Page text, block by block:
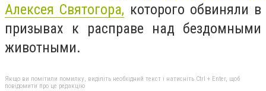
Алексея Святогора, которого обвиняли в
призывах к расправе над бездомными
животными.
Якщо ви помітили помилку, виділіть необхідний текст і натисніть Ctrl + Enter, щоб
повідомити про це редакцію